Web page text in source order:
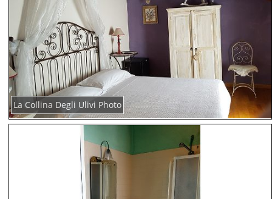
La Collina Degli Ulivi Photo